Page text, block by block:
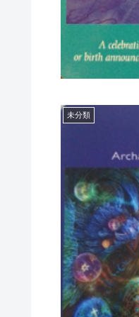
未分類